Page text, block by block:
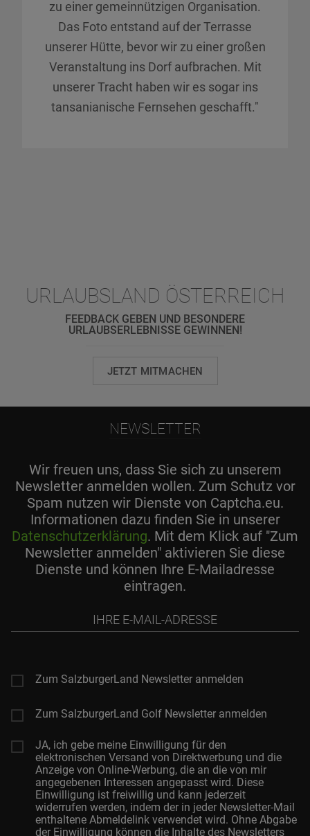
zu einer gemeinnützigen Organisation.
Das Foto entstand auf der Terrasse
unserer Hütte, bevor wir zu einer großen
Veranstaltung ins Dorf aufbrachen. Mit
unserer Tracht haben wir es sogar ins
tansanianische Fernsehen geschafft."
URLAUBSLAND ÖSTERREICH
FEEDBACK GEBEN UND BESONDERE
URLAUBSERLEBNISSE GEWINNEN!
JETZT MITMACHEN
NEWSLETTER
Wir freuen uns, dass Sie sich zu unserem
Newsletter anmelden wollen. Zum Schutz vor
Spam nutzen wir Dienste von Captcha.eu.
Informationen dazu finden Sie in unserer
Datenschutzerklärung. Mit dem Klick auf "Zum
Newsletter anmelden" aktivieren Sie diese
Dienste und können Ihre E-Mailadresse
eintragen.
Mail-
Zum SalzburgerLand Newsletter anmelden
Zum SalzburgerLand Golf Newsletter anmelden
JA, ich gebe meine Einwilligung für den
elektronischen Versand von Direktwerbung und die
Anzeige von Online-Werbung, die an die von mir
angegebenen Interessen angepasst wird. Diese
Einwilligung ist freiwillig und kann jederzeit
widerrufen werden, indem der in jeder Newsletter-Mail
enthaltene Abmeldelink verwendet wird. Ohne Abgabe
der Einwilligung können die Inhalte des Newsletters